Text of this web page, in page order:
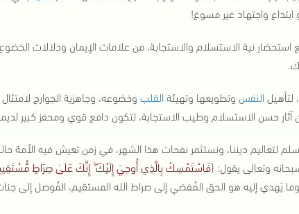
ابتداع واجتهاد غير مسوغ!
استحضار نية الاستسلام والاستجابة، من علامات الإيمان ودلالات
لتأهيل النفس وتطويعها وتهيئة القلب وخضوعه، وجاهزية الجوارح
آثار حسن الاستسلام وطيب الاستجابة، لتكون دافع قوي ومحفز كبير
لتعاليم ديننا، ونستثمر نفحات هذا الشهر، في زمن تعيش فيه الأمة
وتعالى يقول: {فَاسْتَمْسِكْ بِالَّذِي أُوحِيَ إِلَيْكَ ۖ إِنَّكَ عَلَىٰ صِرَاطٍ
يَهدي إليه هو الحق المُفضي إلى صراط الله المستقيم، المُوصل إلى جنات